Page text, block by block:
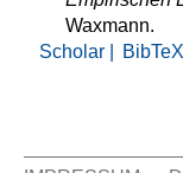
Waxmann.
Scholar |
BibTeX